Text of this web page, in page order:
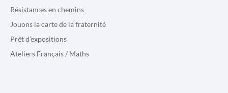
Résistances en chemins
Jouons la carte de la fraternité
Prêt d’expositions
Ateliers Français / Maths